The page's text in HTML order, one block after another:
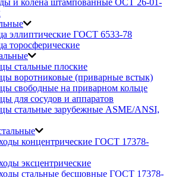
и колена штампованные ОСТ 26-01-
эллиптические ГОСТ 6533-78
торосферические
стальные плоские
воротниковые (приварные встык)
свободные на приварном кольце
для сосудов и аппаратов
стальные зарубежные ASME/ANSI,
концентрические ГОСТ 17378-
эксцентрические
стальные бесшовные ГОСТ 17378-